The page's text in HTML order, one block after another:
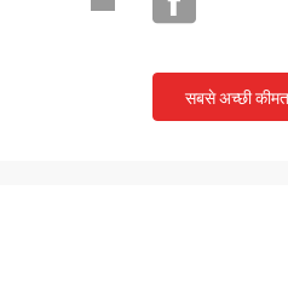
सबसे अच्छी कीमत